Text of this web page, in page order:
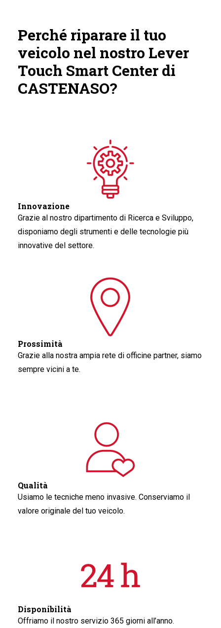
Perché riparare il tuo
veicolo nel nostro Lever
Touch Smart Center di
CASTENASO?
Innovazione
Grazie al nostro dipartimento di Ricerca e Sviluppo,
disponiamo degli strumenti e delle tecnologie più
innovative del settore.
Prossimità
Grazie alla nostra ampia rete di officine partner, siamo
sempre vicini a te.
Qualità
Usiamo le tecniche meno invasive. Conserviamo il
valore originale del tuo veicolo.
Disponibilità
Offriamo il nostro servizio 365 giorni all’anno.